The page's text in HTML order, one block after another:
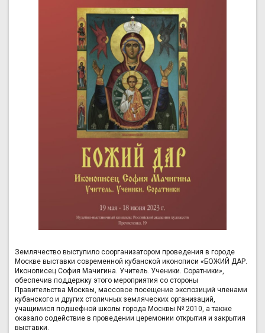
Землячество выступило соорганизатором проведения в городе
Москве выставки современной кубанской иконописи «БОЖИЙ ДАР.
Иконописец София Мачигина. Учитель. Ученики. Соратники»,
обеспечив поддержку этого мероприятия со стороны
Правительства Москвы, массовое посещение экспозиций членами
кубанского и других столичных земляческих организаций,
учащимися подшефной школы города Москвы № 2010, а также
оказало содействие в проведении церемонии открытия и закрытия
выставки.